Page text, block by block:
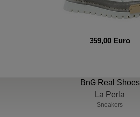
359,00 Euro
BnG Real Shoes
La Perla
Sneakers